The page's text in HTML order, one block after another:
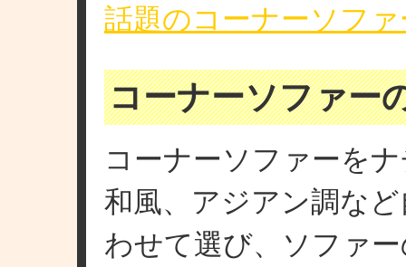
話題のコーナーソフ
コーナーソファー
コーナーソファーを
和風、アジアン調な
わせて選び、ソファ